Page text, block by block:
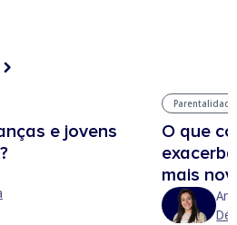
e jovens
Parentalidade
O que
mais